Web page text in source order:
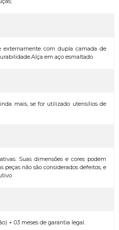
externamente com dupla camada de
em aço esmaltado
mais, se for utilizado utensílios de
Suas dimensões e cores podem
peças não são considerados defeitos, e
+ 03 meses de garantia legal.